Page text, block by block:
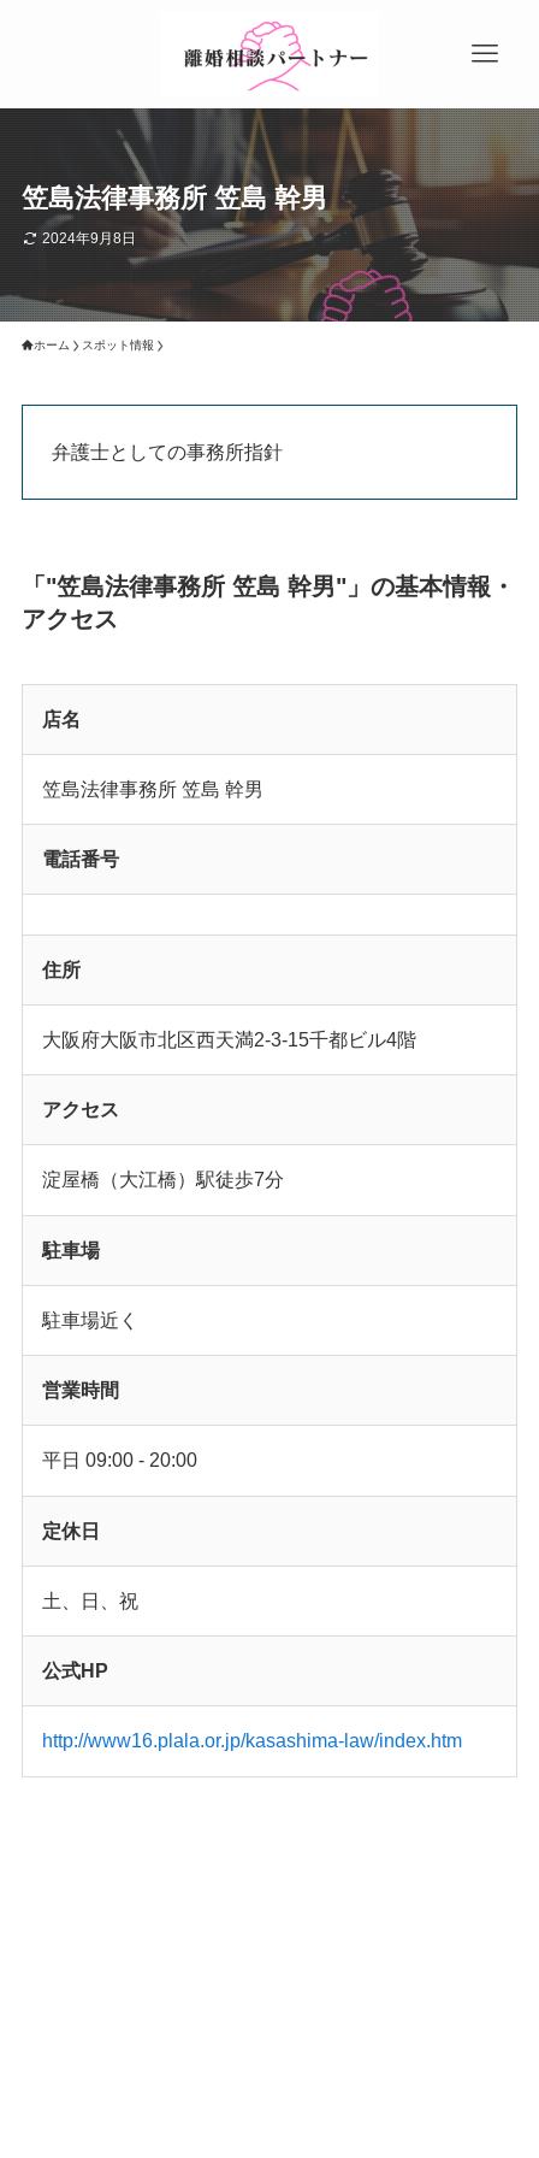
笠島法律事務所 笠島 幹男
2024年9月8日
ホーム スポット情報
弁護士としての事務所指針
「"笠島法律事務所 笠島 幹男"」の基本情報・
アクセス
店名
笠島法律事務所 笠島 幹男
電話番号
住所
大阪府大阪市北区西天満2-3-15千都ビル4階
アクセス
淀屋橋（大江橋）駅徒歩7分
駐車場
駐車場近く
営業時間
平日 09:00 - 20:00
定休日
土、日、祝
公式HP
http://www16.plala.or.jp/kasashima-law/index.htm